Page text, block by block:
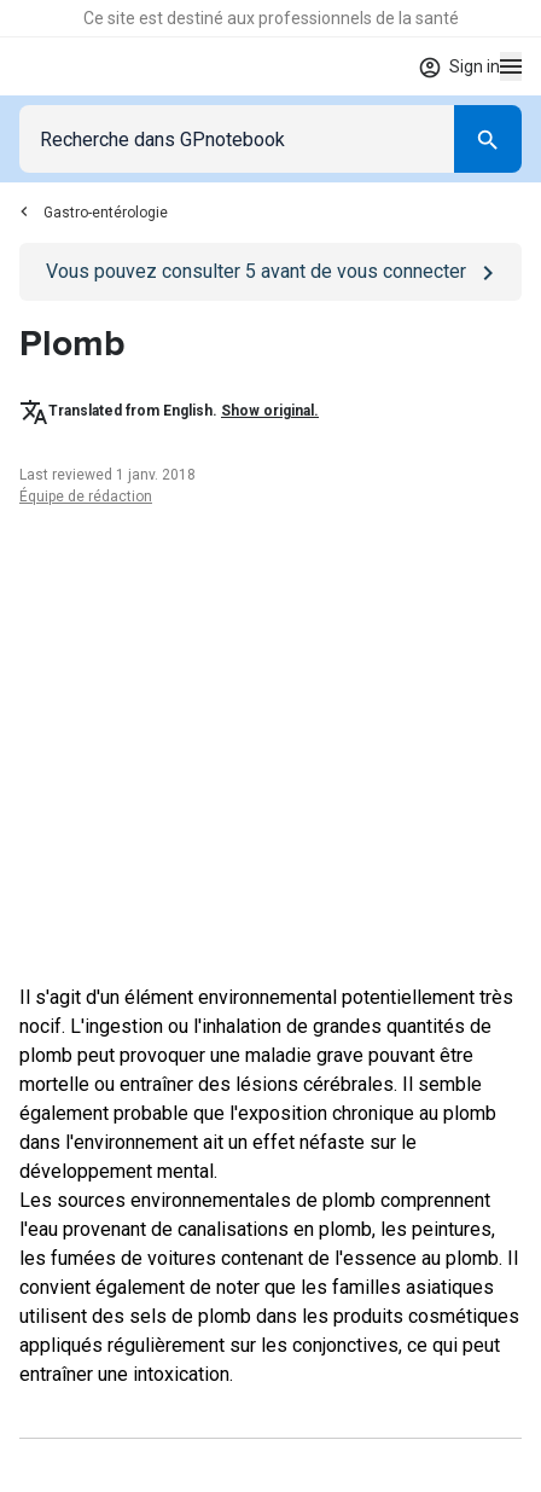
Ce site est destiné aux professionnels de la santé
Sign in
Gastro-entérologie
Go to/se-connecterpage
Vous pouvez consulter 5 avant de vous connecter
Plomb
Translated from English. Show original.
Last reviewed 1 janv. 2018
Équipe de rédaction
Il s'agit d'un élément environnemental potentiellement très
nocif. L'ingestion ou l'inhalation de grandes quantités de
plomb peut provoquer une maladie grave pouvant être
mortelle ou entraîner des lésions cérébrales. Il semble
également probable que l'exposition chronique au plomb
dans l'environnement ait un effet néfaste sur le
développement mental.
Les sources environnementales de plomb comprennent
l'eau provenant de canalisations en plomb, les peintures,
les fumées de voitures contenant de l'essence au plomb. Il
convient également de noter que les familles asiatiques
utilisent des sels de plomb dans les produits cosmétiques
appliqués régulièrement sur les conjonctives, ce qui peut
entraîner une intoxication.